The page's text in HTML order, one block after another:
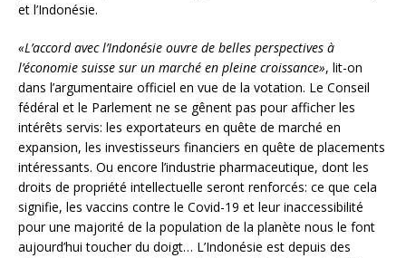
et l’Indonésie.
«L’accord avec l’Indonésie ouvre de belles perspectives à
l’économie suisse sur un marché en pleine croissance», lit-on
dans l’argumentaire officiel en vue de la votation. Le Conseil
fédéral et le Parlement ne se gênent pas pour afficher les
intérêts servis: les exportateurs en quête de marché en
expansion, les investisseurs financiers en quête de placements
intéressants. Ou encore l’industrie pharmaceutique, dont les
droits de propriété intellectuelle seront renforcés: ce que cela
signifie, les vaccins contre le Covid-19 et leur inaccessibilité
pour une majorité de la population de la planète nous le font
aujourd’hui toucher du doigt… L’Indonésie est depuis des